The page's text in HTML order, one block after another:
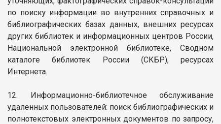
по поиску информации во внутренних справочных и
библиографических базах данных, внешних ресурсах
других библиотек и информационных центров России,
Национальной электронной библиотеке, Сводном
каталоге библиотек России (СКБР), ресурсах
Интернета.
12. Информационно-библиотечное обслуживание
удаленных пользователей: поиск библиографических и
полнотекстовых электронных документов по запросу,